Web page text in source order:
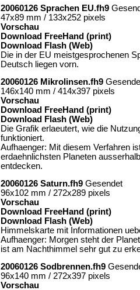
20060126 Sprachen EU.fh9
47x89 mm / 133x252 pixels
Vorschau
Download FreeHand (print)
Download Flash (Web)
Die in der EU meistgesprochenen
Deutsch liegen vorn.
20060126 Mikrolinsen.fh9
146x140 mm / 414x397 pixels
Vorschau
Download FreeHand (print)
Download Flash (Web)
Die Grafik erlaeutert, wie die
funktioniert.
Aufhaenger: Mit diesem Verfahren
erdaehnlichsten Planeten
entdecken.
20060126 Saturn.fh9 Gesendet
96x102 mm / 272x289 pixels
Vorschau
Download FreeHand (print)
Download Flash (Web)
Himmelskarte mit Informationen
Aufhaenger: Morgen steht der
ist am Nachthimmel sehr gut zu
20060126 Sodbrennen.fh9
96x140 mm / 272x397 pixels
Vorschau